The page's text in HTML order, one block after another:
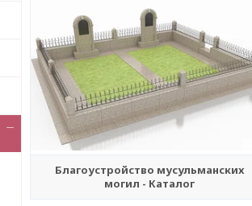
Благоустройство мусульманских
могил - Каталог